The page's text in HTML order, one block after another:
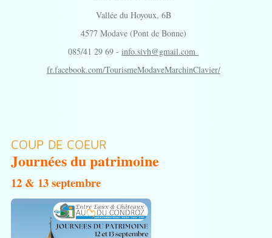
Vallée du Hoyoux, 6B
4577 Modave (Pont de Bonne)
085/41 29 69 -info.sivh@gmail.com
fr.facebook.com/TourismeModaveMarchinClavier/
COUP DE COEUR
Journées du patrimoine
12 & 13 septembre